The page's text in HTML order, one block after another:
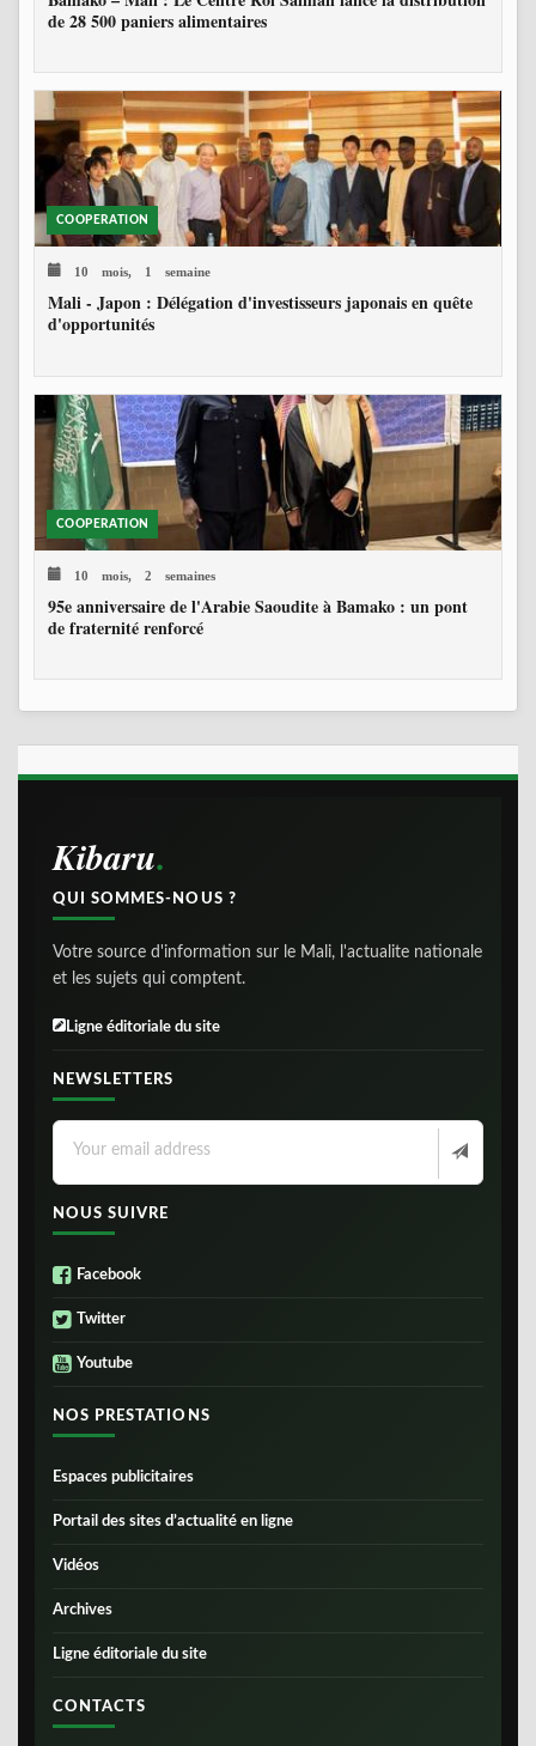
de 28 500 paniers alimentaires
COOPERATION
10 mois, 1 semaine
Mali - Japon : Délégation d'investisseurs japonais en quête
d'opportunités
COOPERATION
10 mois, 2 semaines
95e anniversaire de l'Arabie Saoudite à Bamako : un pont
de fraternité renforcé
Kibaru
QUI SOMMES-NOUS ?
Votre source d'information sur le Mali, l'actualite nationale
et les sujets qui comptent.
Ligne éditoriale du site
NEWSLETTERS
NOUS SUIVRE
Facebook
Twitter
Youtube
NOS PRESTATIONS
Espaces publicitaires
Portail des sites d’actualité en ligne
Vidéos
Archives
Ligne éditoriale du site
CONTACTS